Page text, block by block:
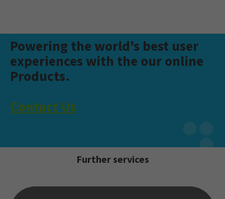
Powering the world's best user
experiences with the our online
Products.
Contact Us
Further services